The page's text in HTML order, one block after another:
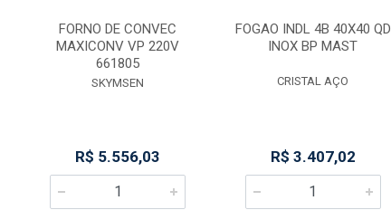
FORNO DE CONVEC
MAXICONV VP 220V
661805
SKYMSEN
R$ 5.556,03
FOGAO INDL 4B 40X40 QD
INOX BP MAST
CRISTAL AÇO
R$ 3.407,02